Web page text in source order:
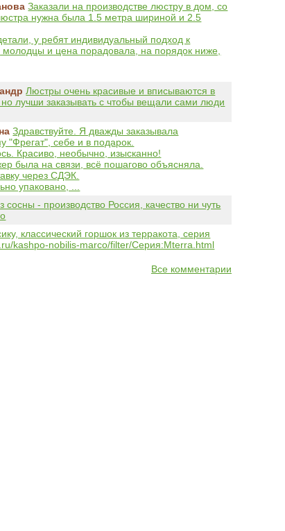
Заказали на производстве люстру в дом, со
нужна была 1.5 метра шириной и 2.5
у ребят индивидуальный подход к
молодцы и цена порадовала, на порядок ниже,
Люстры очень красивые и вписываются в
лучши заказывать с чтобы вещали сами люди
Здравствуйте. Я дважды заказывала
"Фрегат", себе и в подарок.
Красиво, необычно, изысканно!
была на связи, всё пошагово объясняла.
через СДЭК.
упаковано, ...
сосны - производство Россия, качество ни чуть
классический горшок из терракота, серия
kashpo-nobilis-marco/filter/Серия:Mterra.html
Все комментарии